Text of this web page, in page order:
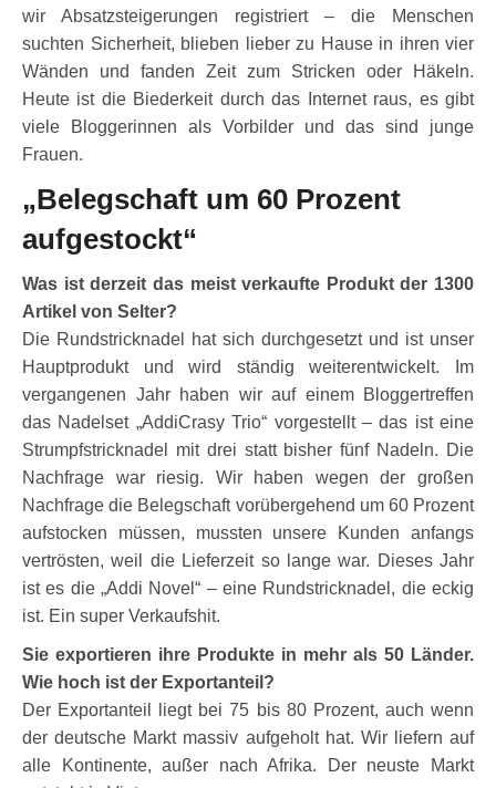
wir Absatzsteigerungen registriert – die Menschen
suchten Sicherheit, blieben lieber zu Hause in ihren vier
Wänden und fanden Zeit zum Stricken oder Häkeln.
Heute ist die Biederkeit durch das Internet raus, es gibt
viele Bloggerinnen als Vorbilder und das sind junge
Frauen.
„Belegschaft um 60 Prozent
aufgestockt“
Was ist derzeit das meist verkaufte Produkt der 1300
Artikel von Selter?
Die Rundstricknadel hat sich durchgesetzt und ist unser
Hauptprodukt und wird ständig weiterentwickelt. Im
vergangenen Jahr haben wir auf einem Bloggertreffen
das Nadelset „AddiCrasy Trio“ vorgestellt – das ist eine
Strumpfstricknadel mit drei statt bisher fünf Nadeln. Die
Nachfrage war riesig. Wir haben wegen der großen
Nachfrage die Belegschaft vorübergehend um 60 Prozent
aufstocken müssen, mussten unsere Kunden anfangs
vertrösten, weil die Lieferzeit so lange war. Dieses Jahr
ist es die „Addi Novel“ – eine Rundstricknadel, die eckig
ist. Ein super Verkaufshit.
Sie exportieren ihre Produkte in mehr als 50 Länder.
Wie hoch ist der Exportanteil?
Der Exportanteil liegt bei 75 bis 80 Prozent, auch wenn
der deutsche Markt massiv aufgeholt hat. Wir liefern auf
alle Kontinente, außer nach Afrika. Der neuste Markt